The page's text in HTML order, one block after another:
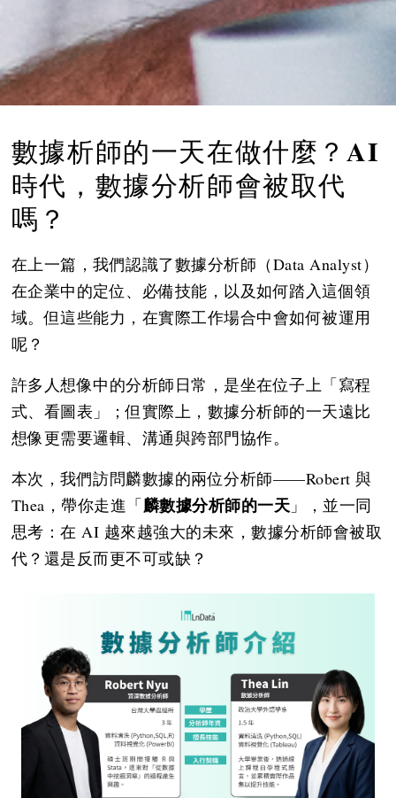
數據析師的一天在做什麼？ AI
時代，數據分析師會被取代
嗎？
在上一篇，我們認識了數據分析師（Data Analyst）
在企業中的定位、必備技能，以及如何踏入這個領
域。但這些能力，在實際工作場合中會如何被運用
呢？
許多人想像中的分析師日常，是坐在位子上「寫程
式、看圖表」；但實際上，數據分析師的一天遠比
想像更需要邏輯、溝通與跨部門協作。
本次，我們訪問麟數據的兩位分析師——Robert 與
Thea，帶你走進「麟數據分析師的一天 」，並一同
思考：在 AI 越來越強大的未來，數據分析師會被取
代？還是反而更不可或缺？